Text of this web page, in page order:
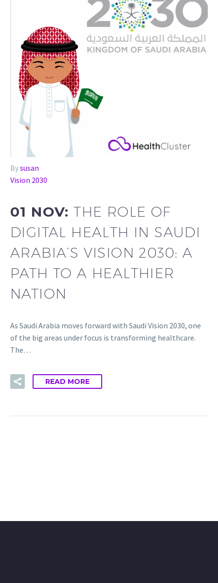
Bysusan
Vision 2030
01 NOV:THE ROLE OF
DIGITAL HEALTH IN SAUDI
ARABIA’S VISION 2030: A
PATH TO A HEALTHIER
NATION
As Saudi Arabia moves forward with Saudi Vision 2030, one
of the big areas under focus is transforming healthcare.
The…
READ MORE